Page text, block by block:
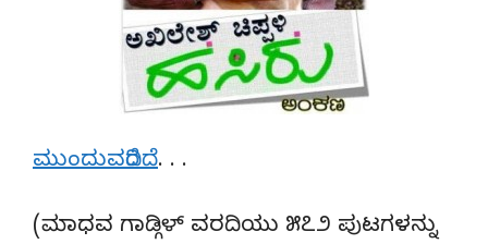
ಮುಂದುವರೆದಿದೆ. . .
(ಮಾಧವ ಗಾಡ್ಗಿಳ್ ವರದಿಯು ೫೭೨ ಪುಟಗಳನ್ನು